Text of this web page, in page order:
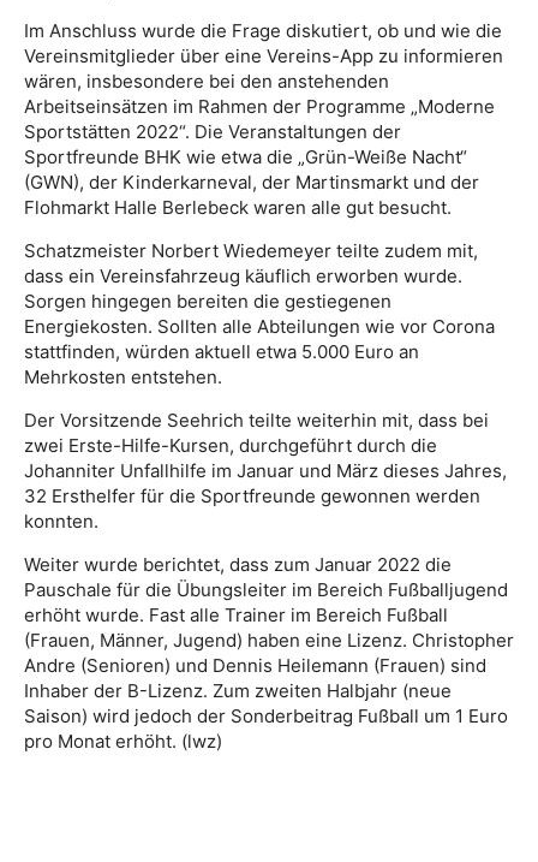
Im Anschluss wurde die Frage diskutiert, ob und wie die
Vereinsmitglieder über eine Vereins-App zu informieren
wären, insbesondere bei den anstehenden
Arbeitseinsätzen im Rahmen der Programme „Moderne
Sportstätten 2022“. Die Veranstaltungen der
Sportfreunde BHK wie etwa die „Grün-Weiße Nacht“
(GWN), der Kinderkarneval, der Martinsmarkt und der
Flohmarkt Halle Berlebeck waren alle gut besucht.
Schatzmeister Norbert Wiedemeyer teilte zudem mit,
dass ein Vereinsfahrzeug käuflich erworben wurde.
Sorgen hingegen bereiten die gestiegenen
Energiekosten. Sollten alle Abteilungen wie vor Corona
stattfinden, würden aktuell etwa 5.000 Euro an
Mehrkosten entstehen.
Der Vorsitzende Seehrich teilte weiterhin mit, dass bei
zwei Erste-Hilfe-Kursen, durchgeführt durch die
Johanniter Unfallhilfe im Januar und März dieses Jahres,
32 Ersthelfer für die Sportfreunde gewonnen werden
konnten.
Weiter wurde berichtet, dass zum Januar 2022 die
Pauschale für die Übungsleiter im Bereich Fußballjugend
erhöht wurde. Fast alle Trainer im Bereich Fußball
(Frauen, Männer, Jugend) haben eine Lizenz. Christopher
Andre (Senioren) und Dennis Heilemann (Frauen) sind
Inhaber der B-Lizenz. Zum zweiten Halbjahr (neue
Saison) wird jedoch der Sonderbeitrag Fußball um 1 Euro
pro Monat erhöht. (lwz)